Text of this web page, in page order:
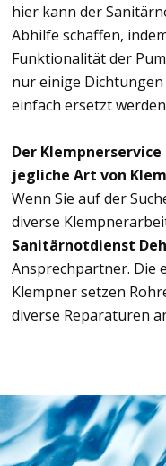
hier kann der
Abhilfe schaffen,
Funktionalität der
nur einige
einfach ersetzt
Der
jegliche Art von
Wenn Sie auf der
diverse
Sanitärnotdienst
Ansprechpartner. Die
Klempner setzen
diverse Reparaturen